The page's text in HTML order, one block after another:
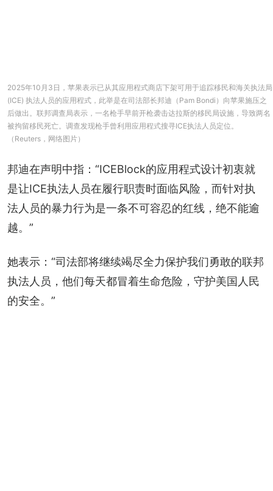
2025年10月3日，苹果表示已从其应用程式商店下架可用于追踪移民和海关执法局
(ICE) 执法人员的应用程式，此举是在司法部长邦迪（Pam Bondi）向苹果施压之
后做出。联邦调查局表示，一名枪手早前开枪袭击达拉斯的移民局设施，导致两名
被拘留移民死亡。调查发现枪手曾利用应用程式搜寻ICE执法人员定位。
（Reuters，网络图片）
邦迪在声明中指：“ICEBlock的应用程式设计初衷就
是让ICE执法人员在履行职责时面临风险，而针对执
法人员的暴力行为是一条不可容忍的红线，绝不能逾
越。”
她表示：“司法部将继续竭尽全力保护我们勇敢的联邦
执法人员，他们每天都冒着生命危险，守护美国人民
的安全。”